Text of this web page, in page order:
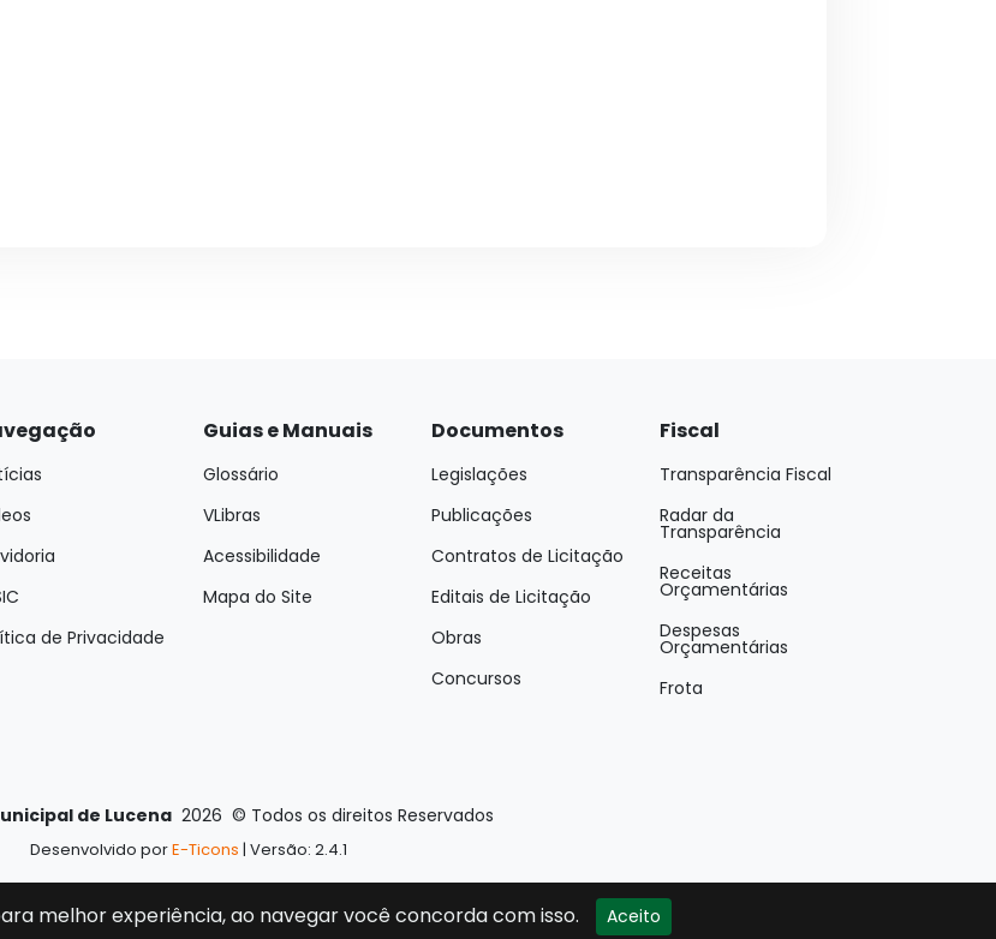
de Privacidade
Guias e Manuais
Glossário
VLibras
Acessibilidade
Mapa do Site
Documentos
Legislações
Publicações
Contratos de Licitação
Editais de Licitação
Obras
Concursos
Fiscal
Transparência Fiscal
Radar da
Transparência
Receitas
Orçamentárias
Despesas
Orçamentárias
Frota
de Lucena 2026 © Todos os direitos Reservados
Desenvolvido porE-Ticons | Versão: 2.4.1
melhor experiência, ao navegar você concorda com isso. Aceito